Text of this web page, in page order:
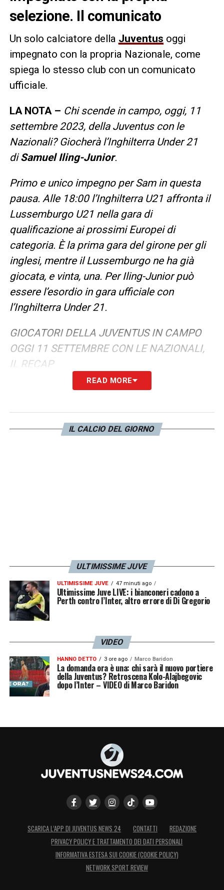
selezione. Il comunicato
Un solo calciatore della Juventus oggi
impegnato con la propria Nazionale, come
spiega lo stesso club con un comunicato
ufficiale.
LA NOTA – Chi scende in campo, oggi, 11
settembre 2023, della Juventus con le
Nazionali? Giocherà l’Inghilterra Under 21
diSamuel Iling-Junior.
Primo e unico impegno per Sam in questa
pausa. Alle 18:00 l’Inghilterra U21 affronta il
Lussemburgo U21 nella gara di
qualificazione ai prossimi Europei di
categoria. È la prima gara del girone per gli
inglesi, mentre il Lussemburgo ne ha già
giocata, e vinta, una. Per Iling-Junior può
essere l’esordio in gara ufficiale con
l’Inghilterra Under 21.
GIOCATORI DELLA JUVENTUS IN CAMPO
OGGI 11 SETTEMBRE CON LE NAZIONALI,
IL RECAP
Samuel Iling-Junior | Lussemburgo U21 –
LA PLAYLIST DELLE NOSTRE TOP NEWS
READ MORE
IL CALCIO DEL GIORNO
ULTIMISSIME JUVE
ULTIMISSIME JUVE 47 minuti ago
Ultimissime Juve LIVE: i bianconeri cadono a
Perth contro l’Inter, altro errore di Di Gregorio
VIDEO
HANNO DETTO 3 ore ago Marco Baridon
La domanda ora è una: chi sarà il nuovo portiere
della Juventus? Retroscena Kolo-Alajbegovic
dopo l’Inter – VIDEO di Marco Baridon
SCARICA L’APP DI JUVENTUS NEWS 24 CONTATTI
REDAZIONE
PRIVACY POLICY E TRATTAMENTO DEI DATI PERSONALI
INFORMATIVA ESTESA SUI COOKIE (COOKIE POLICY)
NETWORK SPORT REVIEW